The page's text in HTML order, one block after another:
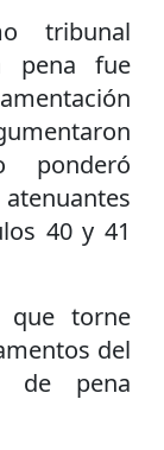
tribunal
pena fue
ponderó
40 y 41
que torne
del
de pena